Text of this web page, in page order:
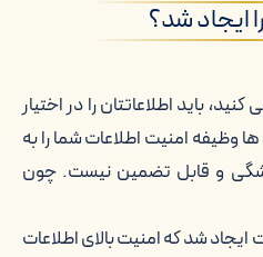
ایجاد شد؟
باید اطلاعاتتان را در اختیار
وظیفه امنیت اطلاعات شما را به
و قابل تضمین نیست. چون
شد که امنیت بالای اطلاعات